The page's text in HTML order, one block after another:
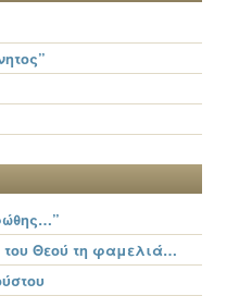
Θεού τη φαμελιά…